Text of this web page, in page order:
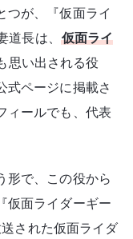
つが、『仮面ライ
道長は、 仮面ライ
思い出される役
式ページに掲載さ
ィールでも、代表
形で、この役から
仮面ライダーギー
された仮面ライダ